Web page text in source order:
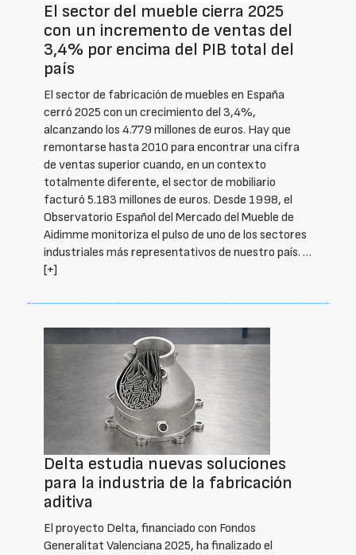
El sector del mueble cierra 2025
con un incremento de ventas del
3,4% por encima del PIB total del
país
El sector de fabricación de muebles en España
cerró 2025 con un crecimiento del 3,4%,
alcanzando los 4.779 millones de euros. Hay que
remontarse hasta 2010 para encontrar una cifra
de ventas superior cuando, en un contexto
totalmente diferente, el sector de mobiliario
facturó 5.183 millones de euros. Desde 1998, el
Observatorio Español del Mercado del Mueble de
Aidimme monitoriza el pulso de uno de los sectores
industriales más representativos de nuestro país. …
[+]
Delta estudia nuevas soluciones
para la industria de la fabricación
aditiva
El proyecto Delta, financiado con Fondos
Generalitat Valenciana 2025, ha finalizado el